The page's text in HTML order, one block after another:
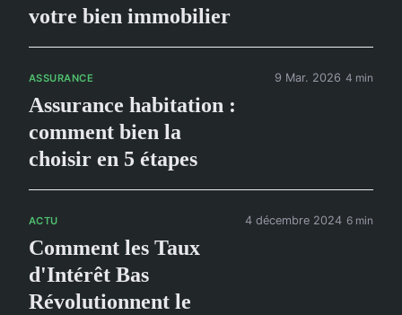
votre bien immobilier
ASSURANCE
Assurance habitation :
comment bien la
choisir en 5 étapes
9 Mar. 2026 4 min
ACTU
Comment les Taux
d'Intérêt Bas
Révolutionnent le
4 décembre 2024 6 min